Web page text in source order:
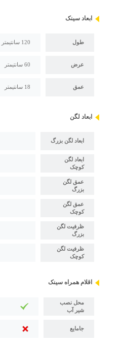
ابعاد سینک
طول 120 سانتیمتر
عرض 60 سانتیمتر
عمق 18 سانتیمتر
ابعاد لگن
ابعاد لگن بزرگ
ابعاد لگن
کوچک
عمق لگن
بزرگ
عمق لگن
کوچک
ظرفیت لگن
بزرگ
ظرفیت لگن
کوچک
اقلام همراه سینک
محل نصب
شیر آب
جامایع